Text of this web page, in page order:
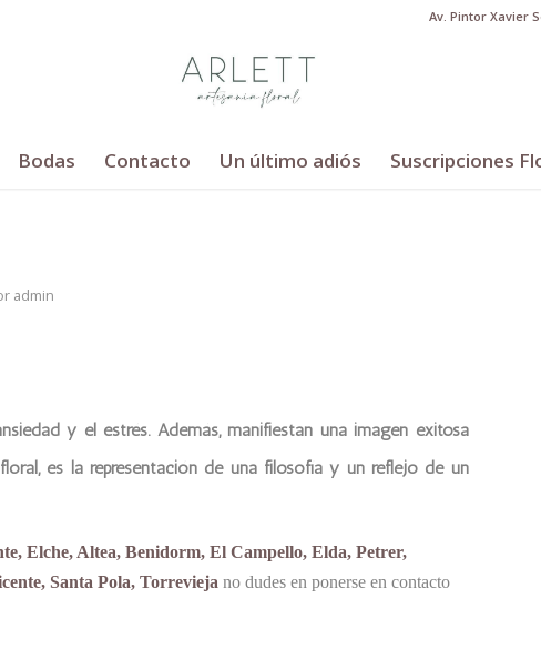
Av. Pintor Xavier
Bodas Contacto Un último adiós Suscripciones
admin
y el estrés. Además, manifiestan una imagen exitosa
es la representación de una filosofía y un reflejo de un
Elche, Altea, Benidorm, El Campello, Elda, Petrer,
Santa Pola, Torrevieja no dudes en ponerse en contacto